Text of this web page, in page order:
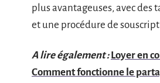
plus avantageuses, avec des
et une procédure de
A lire également : Loyer en
Comment fonctionne le